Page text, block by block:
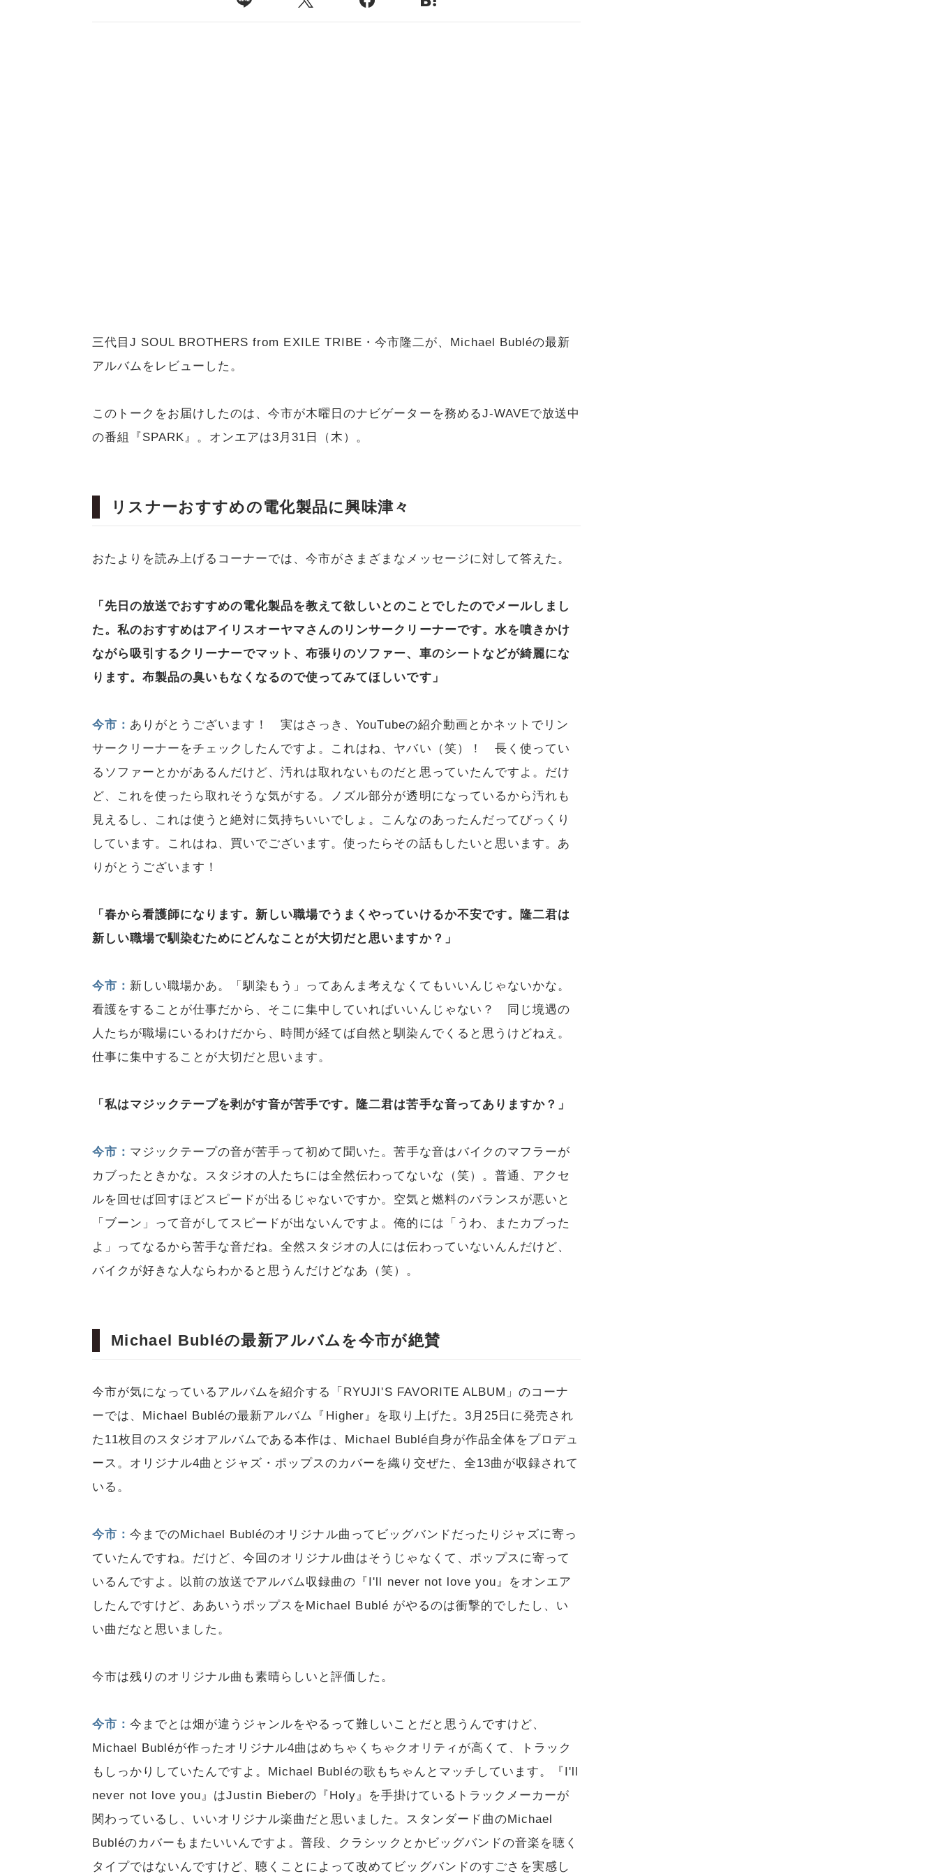
三代目J SOUL BROTHERS from EXILE TRIBE・今市隆二が、Michael Bubléの最新
アルバムをレビューした。
このトークをお届けしたのは、今市が木曜日のナビゲーターを務めるJ-WAVEで放送中
の番組『SPARK』。オンエアは3月31日（木）。
リスナーおすすめの電化製品に興味津々
おたよりを読み上げるコーナーでは、今市がさまざまなメッセージに対して答えた。
「先日の放送でおすすめの電化製品を教えて欲しいとのことでしたのでメールしまし
た。私のおすすめはアイリスオーヤマさんのリンサークリーナーです。水を噴きかけ
ながら吸引するクリーナーでマット、布張りのソファー、車のシートなどが綺麗にな
ります。布製品の臭いもなくなるので使ってみてほしいです」
今市： ありがとうございます！ 実はさっき、YouTubeの紹介動画とかネットでリン
サークリーナーをチェックしたんですよ。これはね、ヤバい（笑）！ 長く使ってい
るソファーとかがあるんだけど、汚れは取れないものだと思っていたんですよ。だけ
ど、これを使ったら取れそうな気がする。ノズル部分が透明になっているから汚れも
見えるし、これは使うと絶対に気持ちいいでしょ。こんなのあったんだってびっくり
しています。これはね、買いでございます。使ったらその話もしたいと思います。あ
りがとうございます！
「春から看護師になります。新しい職場でうまくやっていけるか不安です。隆二君は
新しい職場で馴染むためにどんなことが大切だと思いますか？」
今市： 新しい職場かあ。「馴染もう」ってあんま考えなくてもいいんじゃないかな。
看護をすることが仕事だから、そこに集中していればいいんじゃない？ 同じ境遇の
人たちが職場にいるわけだから、時間が経てば自然と馴染んでくると思うけどねえ。
仕事に集中することが大切だと思います。
「私はマジックテープを剥がす音が苦手です。隆二君は苦手な音ってありますか？」
今市： マジックテープの音が苦手って初めて聞いた。苦手な音はバイクのマフラーが
カブったときかな。スタジオの人たちには全然伝わってないな（笑）。普通、アクセ
ルを回せば回すほどスピードが出るじゃないですか。空気と燃料のバランスが悪いと
「ブーン」って音がしてスピードが出ないんですよ。俺的には「うわ、またカブった
よ」ってなるから苦手な音だね。全然スタジオの人には伝わっていないんんだけど、
バイクが好きな人ならわかると思うんだけどなあ（笑）。
Michael Bubléの最新アルバムを今市が絶賛
今市が気になっているアルバムを紹介する「RYUJI'S FAVORITE ALBUM」のコーナ
ーでは、Michael Bubléの最新アルバム『Higher』を取り上げた。3月25日に発売され
た11枚目のスタジオアルバムである本作は、Michael Bublé自身が作品全体をプロデュ
ース。オリジナル4曲とジャズ・ポップスのカバーを織り交ぜた、全13曲が収録されて
いる。
今市：今までのMichael Bubléのオリジナル曲ってビッグバンドだったりジャズに寄っ
ていたんですね。だけど、今回のオリジナル曲はそうじゃなくて、ポップスに寄って
いるんですよ。以前の放送でアルバム収録曲の『I'll never not love you』をオンエア
したんですけど、ああいうポップスをMichael Bublé がやるのは衝撃的でしたし、い
い曲だなと思いました。
今市は残りのオリジナル曲も素晴らしいと評価した。
今市：今までとは畑が違うジャンルをやるって難しいことだと思うんですけど、
Michael Bubléが作ったオリジナル4曲はめちゃくちゃクオリティが高くて、トラック
もしっかりしていたんですよ。Michael Bubléの歌もちゃんとマッチしています。『I'll
never not love you』はJustin Bieberの『Holy』を手掛けているトラックメーカーが
関わっているし、いいオリジナル楽曲だと思いました。スタンダード曲のMichael
Bubléのカバーもまたいいんですよ。普段、クラシックとかビッグバンドの音楽を聴く
タイプではないんですけど、聴くことによって改めてビッグバンドのすごさを実感し